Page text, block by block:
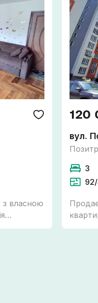
з власною
на 80 л.
120
вул.
3